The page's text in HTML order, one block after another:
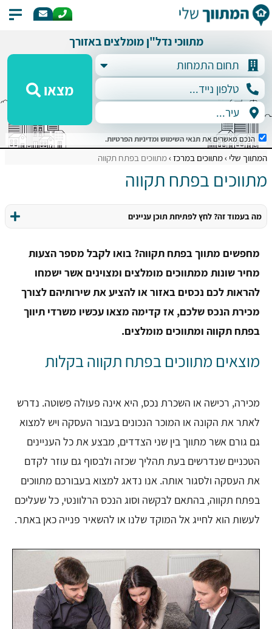
מתווכי נדל"ן מומלצים באזורך
מצאו
הנכם מאשרים אתתנאי השימושומדיניות הפרטיות.
המתווך שלי מתווכים במרכז מתווכים בפתח תקווה
מתווכים בפתח תקווה
מה בעמוד זה? לחץ לפתיחת תוכן עניינים
מחפשים מתווך בפתח תקווה? בואו לקבל מספר הצעות
מחיר שונות ממתווכים מומלצים ומצוינים אשר ישמחו
להראות לכם נכסים באזור או להציע את שירותיהם לצורך
מכירת הנכס שלכם, אז קדימה מצאו עכשיו משרדי תיווך
בפתח תקווה ומתווכים מומלצים.
מוצאים מתווכים בפתח תקווה בקלות
מכירה, רכישה או השכרת נכס, היא אינה פעולה פשוטה. נדרש
לאתר את הקונה או המוכר הנכונים בעבור העסקה ויש למצוא
גם גורם אשר מתווך בין שני הצדדים, מבצע את כל העניינים
הטכניים שנדרשים בעת תהליך שכזה ולבסוף גם עוזר לקדם
את העסקה ולסגור אותה. אנו נדאג למצוא בעבורכם מתווכים
בפתח תקווה, בהתאם לבקשה וסוג הנכס הרלוונטי, כל שעליכם
לעשות הוא לחייג אל המוקד שלנו או להשאיר פנייה כאן באתר.